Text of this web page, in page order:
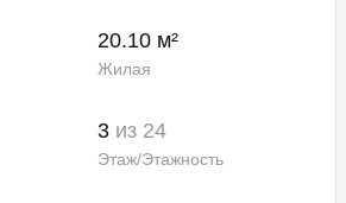
20.10 м²
Жилая
3 из 24
Этаж/Этажность